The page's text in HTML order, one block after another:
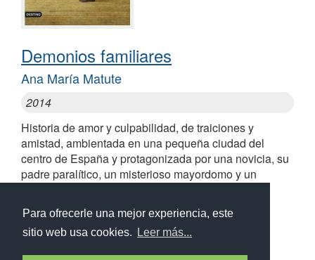
Para ofrecerle una mejor experiencia, este
sitio web usa cookies.
Leer más...
Demonios familiares
Ana María Matute
2014
Historia de amor y culpabilidad, de traiciones y
amistad, ambientada en una pequeña ciudad del
centro de España y protagonizada por una novicia, su
padre paralítico, un misterioso mayordomo y un
Similares a Demonios familiares